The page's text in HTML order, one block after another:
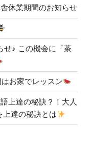
休業期間のお知らせ
せ♪ この機会に「茶
お家でレッスン
上達の秘訣？！大人
上達の秘訣とは